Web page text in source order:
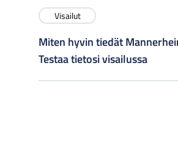
Visailut
Miten hyvin tiedät
Testaa tietosi visailussa